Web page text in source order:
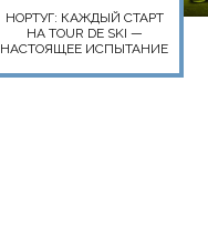
НОРТУГ: КАЖДЫЙ СТАРТ
НА TOUR DE SKI —
НАСТОЯЩЕЕ ИСПЫТАНИЕ